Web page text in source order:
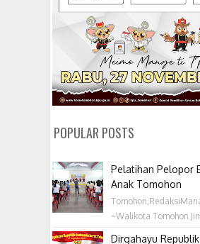
POPULAR POSTS
Pelatihan Pelopor
Anak Tomohon
~Walikota Tomohon
Dirgahayu